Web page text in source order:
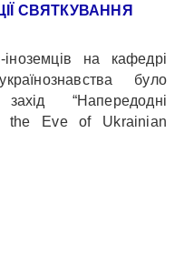
СВЯТКУВАННЯ
на кафедрі
було
“Напередодні
the Eve of Ukrainian